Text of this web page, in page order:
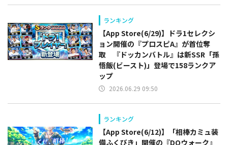
ランキング
【App Store(6/29)】ドラ1セレクシ
ョン開催の『プロスピA』が首位奪
取 『ドッカンバトル』は新SSR「孫
悟飯(ビースト)」登場で158ランクア
ップ
2026.06.29 09:50
ランキング
【App Store(6/12)】「相棒カミュ装
備ふくびき」開催の『DQウォーク』